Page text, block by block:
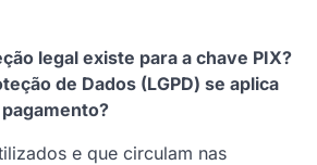
legal existe para a chave PIX?
de Dados (LGPD) se aplica
e que circulam nas